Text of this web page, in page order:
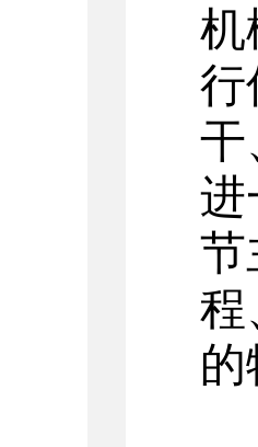
机
行
干
进
节
程
的